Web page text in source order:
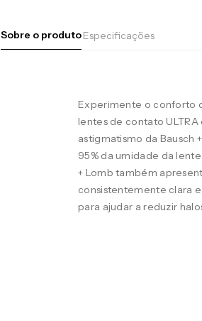
Sobre o produtoEspecificações
Experimente o conforto
lentes de contato ULTRA
astigmatismo da Bausch
95% da umidade da
+ Lomb também
consistentemente clara
para ajudar a reduzir